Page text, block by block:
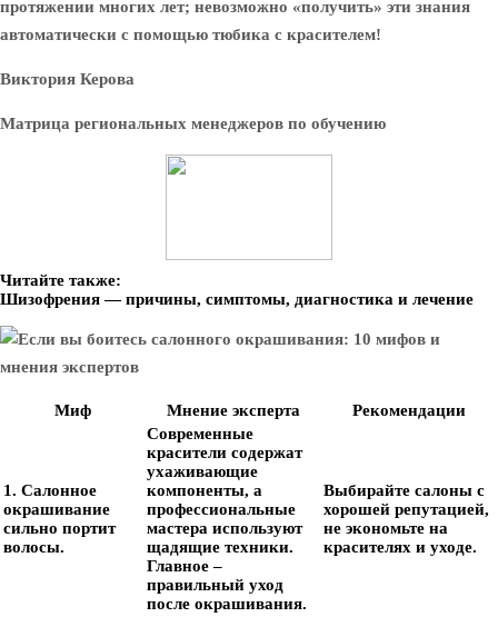
протяжении многих лет; невозможно «получить» эти знания
автоматически с помощью тюбика с красителем!
Виктория Керова
Матрица региональных менеджеров по обучению
Читайте также:
Шизофрения — причины, симптомы, диагностика и лечение
Миф Мнение эксперта Рекомендации
1. Салонное
окрашивание
сильно портит
волосы.
Современные
красители содержат
ухаживающие
компоненты, а
профессиональные
мастера используют
щадящие техники.
Главное –
правильный уход
после окрашивания.
Выбирайте салоны с
хорошей репутацией,
не экономьте на
красителях и уходе.